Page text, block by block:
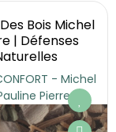
Bois Michel
| Défenses
- Michel
Pierre